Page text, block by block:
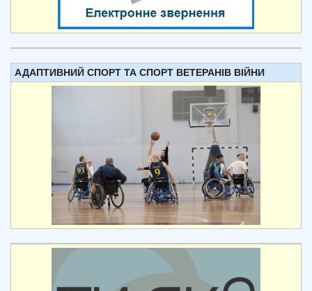
АДАПТИВНИЙ СПОРТ ТА СПОРТ ВЕТЕРАНІВ ВІЙНИ